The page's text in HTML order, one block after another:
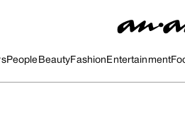
People BeautyFashion Entertainment